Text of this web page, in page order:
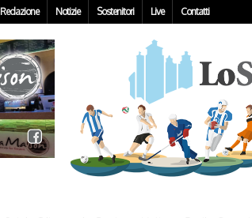
Redazione Notizie Sostenitori Live Contatti